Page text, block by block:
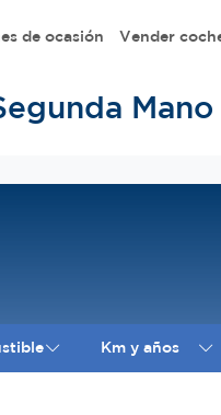
de ocasión Vender
Km y años